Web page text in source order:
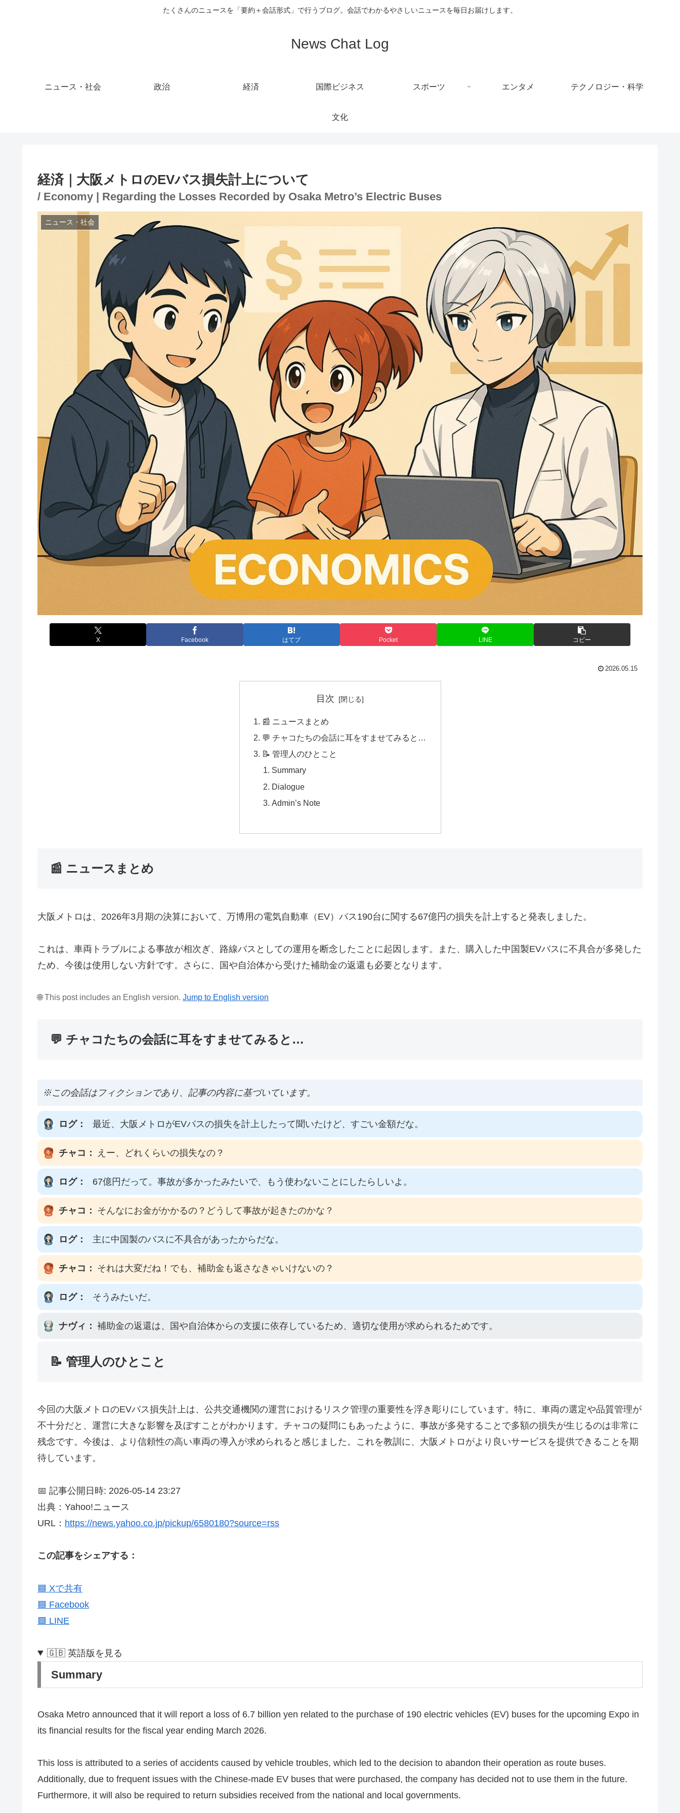
たくさんのニュースを「要約＋会話形式」で行うブログ。会話でわかるやさしいニュースを毎日お届けします。
News Chat Log
ニュース・社会 政治 経済 国際ビジネス スポーツ エンタメ テクノロジー・科学
文化
経済｜大阪メトロのEVバス損失計上について
/ Economy | Regarding the Losses Recorded by Osaka Metro’s Electric Buses
ニュース・社会
X Facebook はてブ Pocket LINE コピー
2026.05.15
目次
📰 ニュースまとめ
💬 チャコたちの会話に耳をすませてみると…
📝 管理人のひとこと
Summary
Dialogue
Admin’s Note
📰 ニュースまとめ
大阪メトロは、2026年3月期の決算において、万博用の電気自動車（EV）バス190台に関する67億円の損失を計上すると発表しました。
これは、車両トラブルによる事故が相次ぎ、路線バスとしての運用を断念したことに起因します。また、購入した中国製EVバスに不具合が多発した
ため、今後は使用しない方針です。さらに、国や自治体から受けた補助金の返還も必要となります。
🌐 This post includes an English version. Jump to English version
💬 チャコたちの会話に耳をすませてみると…
※この会話はフィクションであり、記事の内容に基づいています。
ログ： 最近、大阪メトロがEVバスの損失を計上したって聞いたけど、すごい金額だな。
チャコ： えー、どれくらいの損失なの？
ログ： 67億円だって。事故が多かったみたいで、もう使わないことにしたらしいよ。
チャコ： そんなにお金がかかるの？どうして事故が起きたのかな？
ログ： 主に中国製のバスに不具合があったからだな。
チャコ： それは大変だね！でも、補助金も返さなきゃいけないの？
ログ： そうみたいだ。
ナヴィ： 補助金の返還は、国や自治体からの支援に依存しているため、適切な使用が求められるためです。
📝 管理人のひとこと
今回の大阪メトロのEVバス損失計上は、公共交通機関の運営におけるリスク管理の重要性を浮き彫りにしています。特に、車両の選定や品質管理が
不十分だと、運営に大きな影響を及ぼすことがわかります。チャコの疑問にもあったように、事故が多発することで多額の損失が生じるのは非常に
残念です。今後は、より信頼性の高い車両の導入が求められると感じました。これを教訓に、大阪メトロがより良いサービスを提供できることを期
待しています。
📅 記事公開日時: 2026-05-14 23:27
出典：Yahoo!ニュース
URL： https://news.yahoo.co.jp/pickup/6580180?source=rss
この記事をシェアする：
🟦 Xで共有
🟦 Facebook
🟩 LINE
🇬🇧 英語版を見る
Summary
Osaka Metro announced that it will report a loss of 6.7 billion yen related to the purchase of 190 electric vehicles (EV) buses for the upcoming Expo in
its financial results for the fiscal year ending March 2026.
This loss is attributed to a series of accidents caused by vehicle troubles, which led to the decision to abandon their operation as route buses.
Additionally, due to frequent issues with the Chinese-made EV buses that were purchased, the company has decided not to use them in the future.
Furthermore, it will also be required to return subsidies received from the national and local governments.